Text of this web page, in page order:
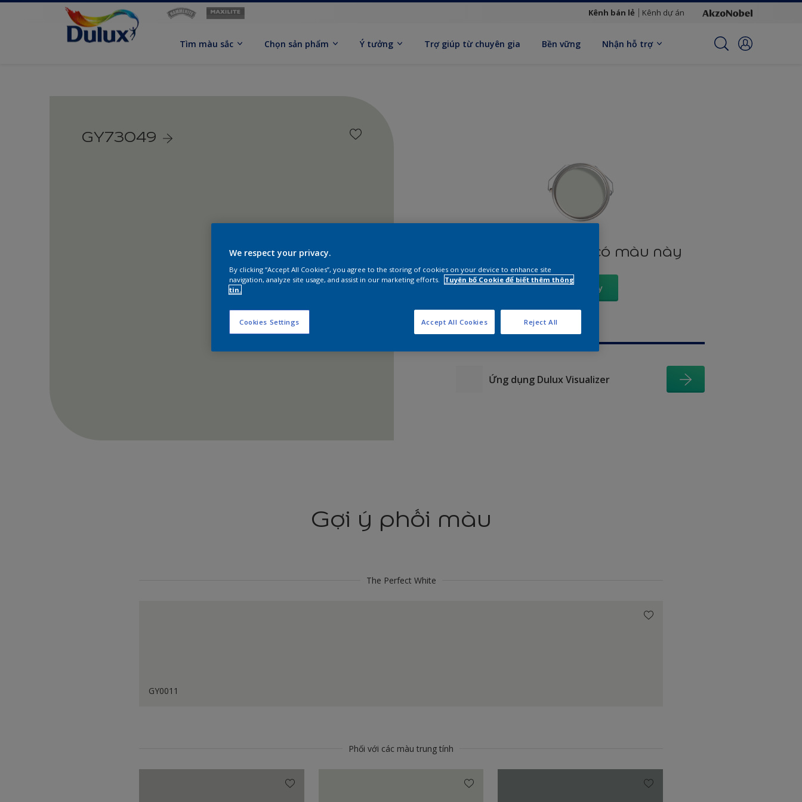
Kênh bán lẻ Kênh dự án
Tìm màu sắc Chọn sản phẩm Ý tưởng Trợ giúp từ chuyên gia Bền vững Nhận hỗ trợ
GY73049
Tìm sản phẩm có màu này
Xem Ngay
Ứng dụng Dulux Visualizer
Gợi ý phối màu
The Perfect White
GY0011
Phối với các màu trung tính
We respect your privacy.
By clicking “Accept All Cookies”, you agree to the storing of cookies on your device to enhance site
navigation, analyze site usage, and assist in our marketing efforts.
Tuyên bố Cookie để biết thêm thông
tin.
Cookies Settings Reject All
Accept All Cookies